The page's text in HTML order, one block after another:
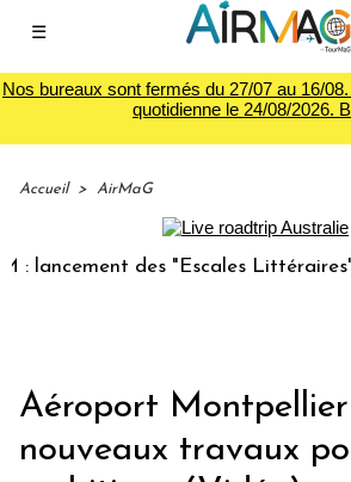
☰
Nos bureaux sont fermés du 27/07 au 16/
quotidienne le 24/08/2026.
Accueil > AirMaG
des "Escales Littéraires", la
Aéroport
nouveaux travaux